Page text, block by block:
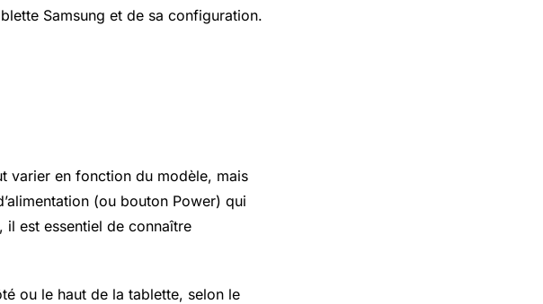
Samsung et de sa configuration.
varier en fonction du modèle, mais
(ou bouton Power) qui
il est essentiel de connaître
ou le haut de la tablette, selon le